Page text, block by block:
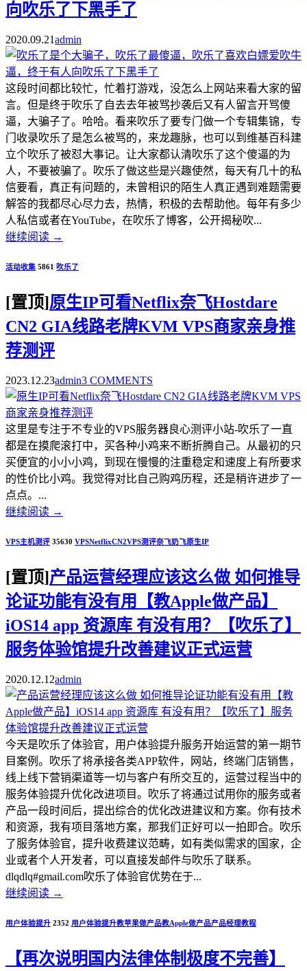
向吹乐了下黑手了
2020.09.21admin
这段时间都比较忙，忙着打游戏，没怎么上网站来看大家的留
言。但是终于吹乐了自去去年被骂抄袭后又有人留言开骂傻
逼，大骗子了。哈哈。看来吹乐了要专门做一个专辑集锦，专
门收录吹乐了是怎么被骂的，来龙趣脉，也可以到维基百科建
立个吹乐了被怼大事记。让大家都认清吹乐了这个傻逼的为
人，不要被骗了。吹乐了做这些是兴趣使然，每天有几十的私
信要看，真正有问题的，未曾相识的陌生人真正遇到难题需要
解答的我都尽心尽力去，热情，积极的去帮助他。每年有多少
人私信或者在YouTube，在吹乐了博客，公开揭秘吹...
继续阅读 →
活动收集 5861 吹乐了
[置顶]原生IP可看Netflix奈飞Hostdare
CN2 GIA线路老牌KVM VPS商家亲身推
荐测评
2023.12.23admin3 COMMENTS
这里是专注于不专业的VPS服务器良心测评小站-吹乐了一直
都是在摸爬滚打中，买各种小鸡来不断折腾自己。从最初的只
买便宜的小小小鸡，到现在慢慢的注重稳定和速度上有所要求
的性价比小鸡。我觉得对比自己购鸡历程，还是稍许进步了一
点点。...
继续阅读 →
VPS主机测评 35630 VPSNetflixCN2VPS测评奈飞奶飞原生IP
[置顶]产品运营经理应该这么做 如何推导
论证功能有没有用【教Apple做产品】
iOS14 app 资源库 有没有用？【吹乐了】
服务体验馆提升改善建议正式运营
2020.12.12admin
今天是吹乐了体验官，用户体验提升服务开始运营的第一期节
目案例。吹乐了将承接各类APP软件，网站，终端门店销售，
线上线下营销渠道等一切与客户有所交互的，运营过程当中的
服务体验提升优化改进项目。吹乐了将通过试用你的服务或者
产品一段时间后，提出综合的优化改进建议和方案。你有技术
和资源，我有项目落地方案，那我们正好可以一拍即合。吹乐
了服务体验官，提升收费建议范畴，如有类似需求的国家，企
业或者个人开发者，可以直接发邮件与吹乐了联系。
dlqdlq#gmail.com吹乐了体验官优势在于...
继续阅读 →
用户体验提升 2352 用户体验提升教苹果做产品教Apple做产品产品经理教程
【再次说明国内法律体制极度不完善】